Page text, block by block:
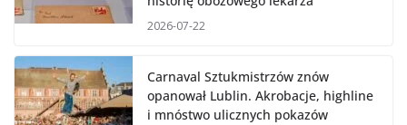
2026-07-22
Carnaval Sztukmistrzów znów
opanował Lublin. Akrobacje, highline
i mnóstwo ulicznych pokazów